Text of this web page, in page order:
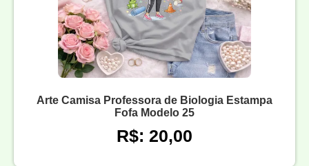
Arte Camisa Professora de Biologia Estampa
Fofa Modelo 25
R$: 20,00